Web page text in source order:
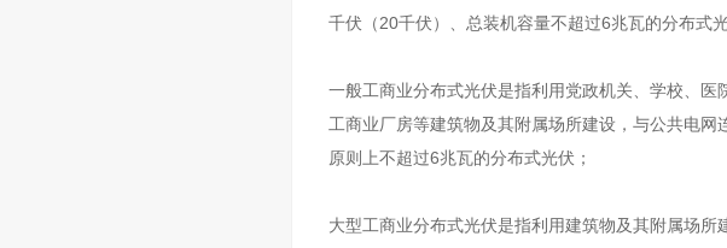
千伏（20千伏）、总装机容量不超过6兆瓦的分布式光
一般工商业分布式光伏是指利用党政机关、学校、
工商业厂房等建筑物及其附属场所建设，与公共电
原则上不超过6兆瓦的分布式光伏；
大型工商业分布式光伏是指利用建筑物及其附属场